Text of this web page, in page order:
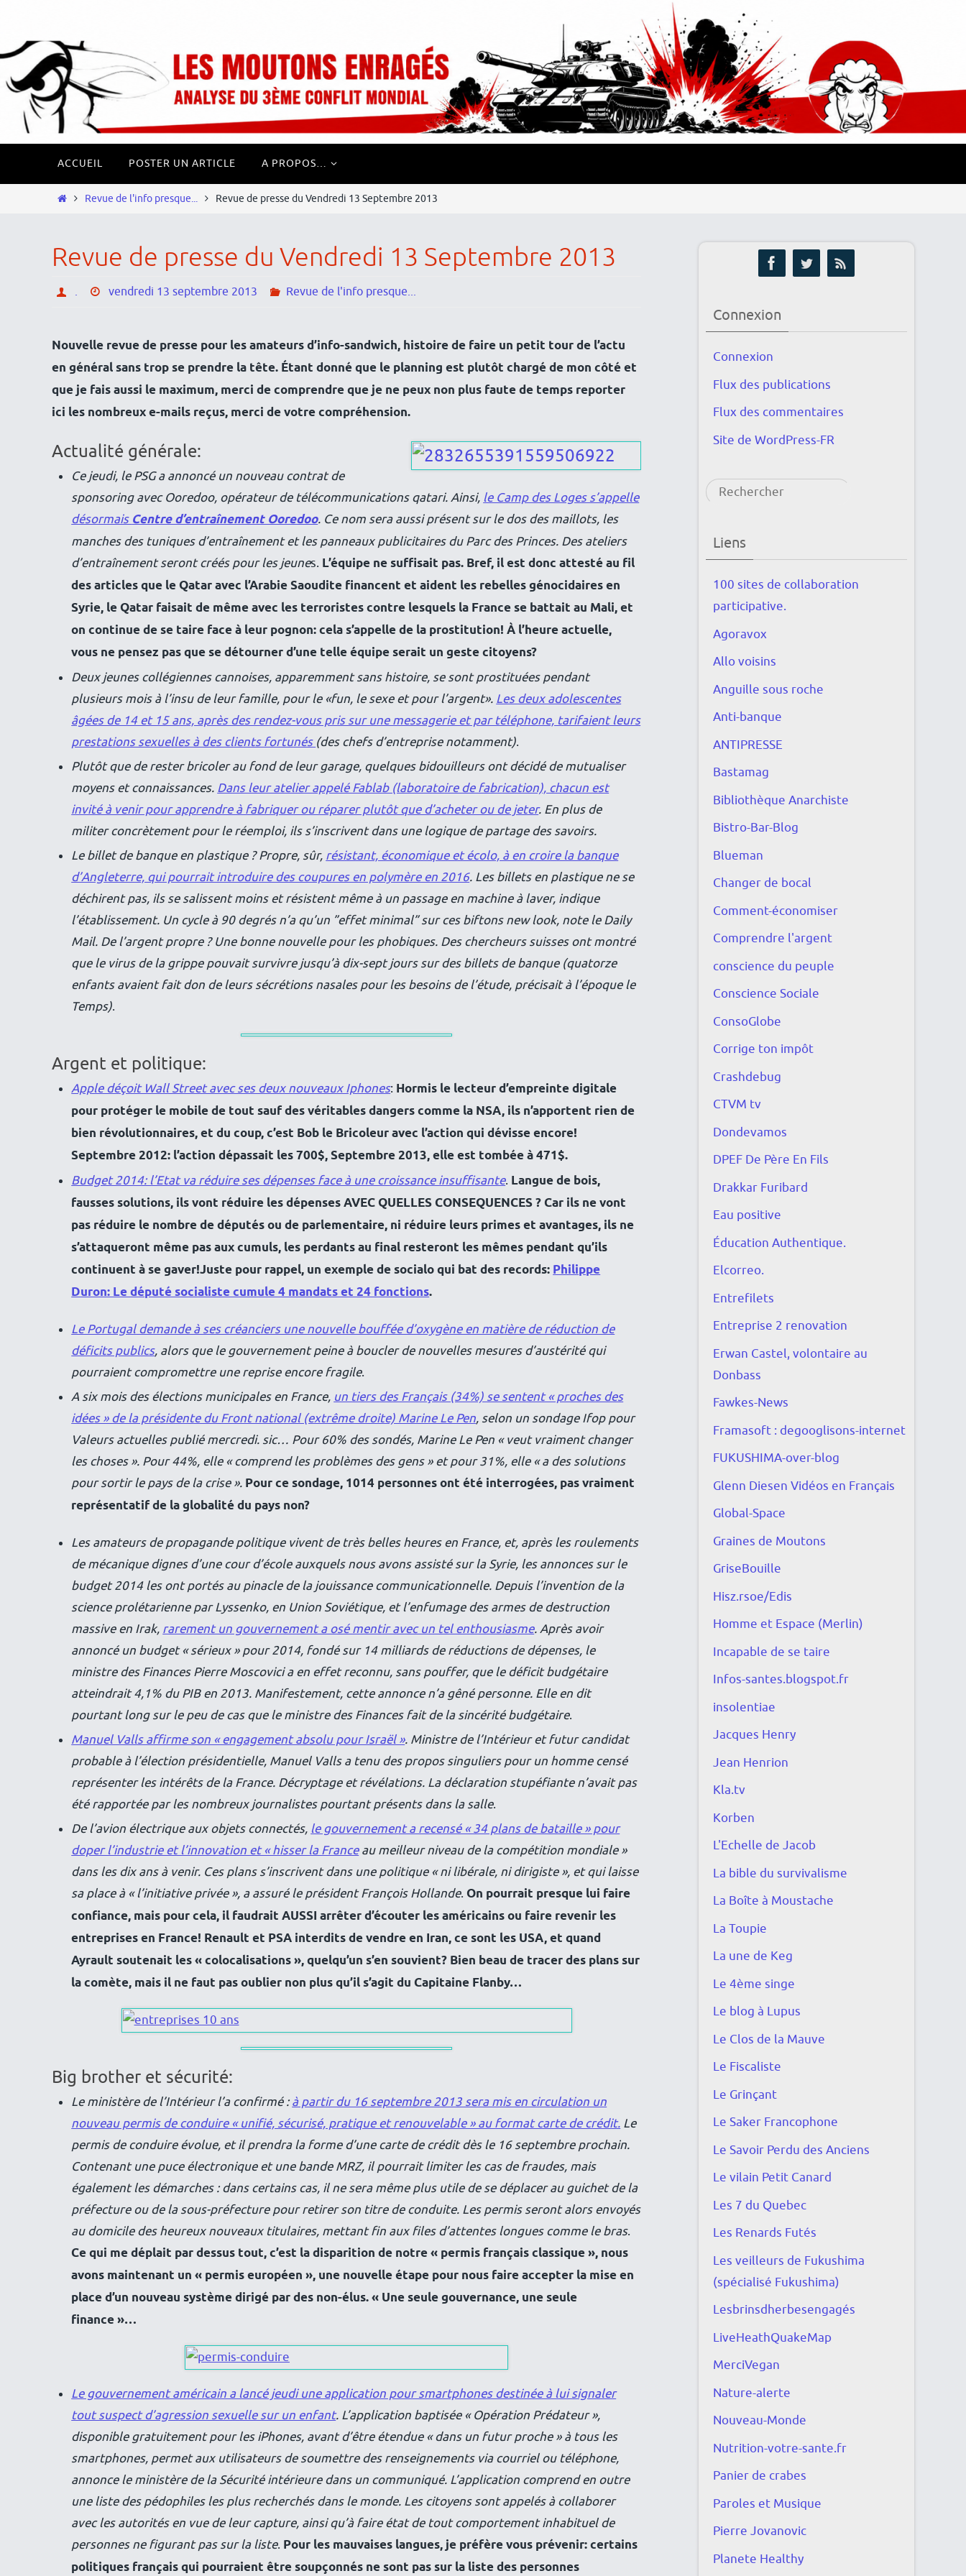
le
contenu
le
ACCUEIL POSTER UN ARTICLE A PROPOS…
HomeRevue de l'info presque... Revue de presse du Vendredi 13 Septembre 2013
Revue de presse du Vendredi 13 Septembre 2013
. vendredi 13 septembre 2013 Revue de l'info presque...
Nouvelle revue de presse pour les amateurs d’info-sandwich, histoire de faire un petit tour de l’actu
en général sans trop se prendre la tête. Étant donné que le planning est plutôt chargé de mon côté et
que je fais aussi le maximum, merci de comprendre que je ne peux non plus faute de temps reporter
ici les nombreux e-mails reçus, merci de votre compréhension.
Actualité générale:
Ce jeudi, le PSG a annoncé un nouveau contrat de
sponsoring avec Ooredoo, opérateur de télécommunications qatari. Ainsi, le Camp des Loges s’appelle
désormaisCentre d’entraînement Ooredoo. Ce nom sera aussi présent sur le dos des maillots, les
manches des tuniques d’entraînement et les panneaux publicitaires du Parc des Princes. Des ateliers
d’entraînement seront créés pour les jeunes. L’équipe ne suffisait pas. Bref, il est donc attesté au fil
des articles que le Qatar avec l’Arabie Saoudite financent et aident les rebelles génocidaires en
Syrie, le Qatar faisait de même avec les terroristes contre lesquels la France se battait au Mali, et
on continue de se taire face à leur pognon: cela s’appelle de la prostitution! À l’heure actuelle,
vous ne pensez pas que se détourner d’une telle équipe serait un geste citoyens?
Deux jeunes collégiennes cannoises, apparemment sans histoire, se sont prostituées pendant
plusieurs mois à l’insu de leur famille, pour le «fun, le sexe et pour l’argent». Les deux adolescentes
âgées de 14 et 15 ans, après des rendez-vous pris sur une messagerie et par téléphone, tarifaient leurs
prestations sexuelles à des clients fortunés (des chefs d’entreprise notamment).
Plutôt que de rester bricoler au fond de leur garage, quelques bidouilleurs ont décidé de mutualiser
moyens et connaissances. Dans leur atelier appelé Fablab (laboratoire de fabrication), chacun est
invité à venir pour apprendre à fabriquer ou réparer plutôt que d’acheter ou de jeter. En plus de
militer concrètement pour le réemploi, ils s’inscrivent dans une logique de partage des savoirs.
Le billet de banque en plastique ? Propre, sûr, résistant, économique et écolo, à en croire la banque
d’Angleterre, qui pourrait introduire des coupures en polymère en 2016. Les billets en plastique ne se
déchirent pas, ils se salissent moins et résistent même à un passage en machine à laver, indique
l’établissement. Un cycle à 90 degrés n’a qu’un ”effet minimal” sur ces biftons new look, note le Daily
Mail. De l’argent propre ? Une bonne nouvelle pour les phobiques. Des chercheurs suisses ont montré
que le virus de la grippe pouvait survivre jusqu’à dix-sept jours sur des billets de banque (quatorze
enfants avaient fait don de leurs sécrétions nasales pour les besoins de l’étude, précisait à l’époque le
Temps).
Argent et politique:
Apple déçoit Wall Street avec ses deux nouveaux Iphones: Hormis le lecteur d’empreinte digitale
pour protéger le mobile de tout sauf des véritables dangers comme la NSA, ils n’apportent rien de
bien révolutionnaires, et du coup, c’est Bob le Bricoleur avec l’action qui dévisse encore!
Septembre 2012: l’action dépassait les 700$, Septembre 2013, elle est tombée à 471$.
Budget 2014: l’Etat va réduire ses dépenses face à une croissance insuffisante. Langue de bois,
fausses solutions, ils vont réduire les dépenses AVEC QUELLES CONSEQUENCES ? Car ils ne vont
pas réduire le nombre de députés ou de parlementaire, ni réduire leurs primes et avantages, ils ne
s’attaqueront même pas aux cumuls, les perdants au final resteront les mêmes pendant qu’ils
continuent à se gaver!Juste pour rappel, un exemple de socialo qui bat des records:Philippe
Duron: Le député socialiste cumule 4 mandats et 24 fonctions.
Le Portugal demande à ses créanciers une nouvelle bouffée d’oxygène en matière de réduction de
déficits publics, alors que le gouvernement peine à boucler de nouvelles mesures d’austérité qui
pourraient compromettre une reprise encore fragile.
A six mois des élections municipales en France, un tiers des Français (34%) se sentent « proches des
idées » de la présidente du Front national (extrême droite) Marine Le Pen, selon un sondage Ifop pour
Valeurs actuelles publié mercredi. sic… Pour 60% des sondés, Marine Le Pen « veut vraiment changer
les choses ». Pour 44%, elle « comprend les problèmes des gens » et pour 31%, elle « a des solutions
pour sortir le pays de la crise ». Pour ce sondage, 1014 personnes ont été interrogées, pas vraiment
représentatif de la globalité du pays non?
Les amateurs de propagande politique vivent de très belles heures en France, et, après les roulements
de mécanique dignes d’une cour d’école auxquels nous avons assisté sur la Syrie, les annonces sur le
budget 2014 les ont portés au pinacle de la jouissance communicationnelle. Depuis l’invention de la
science prolétarienne par Lyssenko, en Union Soviétique, et l’enfumage des armes de destruction
massive en Irak, rarement un gouvernement a osé mentir avec un tel enthousiasme. Après avoir
annoncé un budget « sérieux » pour 2014, fondé sur 14 milliards de réductions de dépenses, le
ministre des Finances Pierre Moscovici a en effet reconnu, sans pouffer, que le déficit budgétaire
atteindrait 4,1% du PIB en 2013. Manifestement, cette annonce n’a gêné personne. Elle en dit
pourtant long sur le peu de cas que le ministre des Finances fait de la sincérité budgétaire.
Manuel Valls affirme son « engagement absolu pour Israël ». Ministre de l’Intérieur et futur candidat
probable à l’élection présidentielle, Manuel Valls a tenu des propos singuliers pour un homme censé
représenter les intérêts de la France. Décryptage et révélations. La déclaration stupéfiante n’avait pas
été rapportée par les nombreux journalistes pourtant présents dans la salle.
De l’avion électrique aux objets connectés, le gouvernement a recensé « 34 plans de bataille » pour
doper l’industrie et l’innovation et « hisser la Franceau meilleur niveau de la compétition mondiale »
dans les dix ans à venir. Ces plans s’inscrivent dans une politique « ni libérale, ni dirigiste », et qui laisse
sa place à « l’initiative privée », a assuré le président François Hollande.On pourrait presque lui faire
confiance, mais pour cela, il faudrait AUSSI arrêter d’écouter les américains ou faire revenir les
entreprises en France! Renault et PSA interdits de vendre en Iran, ce sont les USA, et quand
Ayrault soutenait les « colocalisations », quelqu’un s’en souvient? Bien beau de tracer des plans sur
la comète, mais il ne faut pas oublier non plus qu’il s’agit du Capitaine Flanby…
Big brother et sécurité:
Le ministère de l’Intérieur l’a confirmé :à partir du 16 septembre 2013 sera mis en circulation un
nouveau permis de conduire « unifié, sécurisé, pratique et renouvelable » au format carte de crédit. Le
permis de conduire évolue, et il prendra la forme d’une carte de crédit dès le 16 septembre prochain.
Contenant une puce électronique et une bande MRZ, il pourrait limiter les cas de fraudes, mais
également les démarches : dans certains cas, il ne sera même plus utile de se déplacer au guichet de la
préfecture ou de la sous-préfecture pour retirer son titre de conduite. Les permis seront alors envoyés
au domicile des heureux nouveaux titulaires, mettant fin aux files d’attentes longues comme le bras.
Ce qui me déplait par dessus tout, c’est la disparition de notre « permis français classique », nous
avons maintenant un « permis européen », une nouvelle étape pour nous faire accepter la mise en
place d’un nouveau système dirigé par des non-élus. « Une seule gouvernance, une seule
finance »…
Le gouvernement américain a lancé jeudi une application pour smartphones destinée à lui signaler
tout suspect d’agression sexuelle sur un enfant. L’application baptisée « Opération Prédateur »,
disponible gratuitement pour les iPhones, avant d’être étendue « dans un futur proche » à tous les
smartphones, permet aux utilisateurs de soumettre des renseignements via courriel ou téléphone,
annonce le ministère de la Sécurité intérieure dans un communiqué. L’application comprend en outre
une liste des pédophiles les plus recherchés dans le monde. Les citoyens sont appelés à collaborer
avec les autorités en vue de leur capture, ainsi qu’à faire état de tout comportement inhabituel de
personnes ne figurant pas sur la liste. Pour les mauvaises langues, je préfère vous prévenir: certains
politiques français qui pourraient être soupçonnés ne sont pas sur la liste des personnes
Connexion
Connexion
Flux des publications
Flux des commentaires
Site de WordPress-FR
Rechercher
Liens
100 sites de collaboration
participative.
Agoravox
Allo voisins
Anguille sous roche
Anti-banque
ANTIPRESSE
Bastamag
Bibliothèque Anarchiste
Bistro-Bar-Blog
Blueman
Changer de bocal
Comment-économiser
Comprendre l'argent
conscience du peuple
Conscience Sociale
ConsoGlobe
Corrige ton impôt
Crashdebug
CTVM tv
Dondevamos
DPEF De Père En Fils
Drakkar Furibard
Eau positive
Éducation Authentique.
Elcorreo.
Entrefilets
Entreprise 2 renovation
Erwan Castel, volontaire au
Donbass
Fawkes-News
Framasoft : degooglisons-internet
FUKUSHIMA-over-blog
Glenn Diesen Vidéos en Français
Global-Space
Graines de Moutons
GriseBouille
Hisz.rsoe/Edis
Homme et Espace (Merlin)
Incapable de se taire
Infos-santes.blogspot.fr
insolentiae
Jacques Henry
Jean Henrion
Kla.tv
Korben
L'Echelle de Jacob
La bible du survivalisme
La Boîte à Moustache
La Toupie
La une de Keg
Le 4ème singe
Le blog à Lupus
Le Clos de la Mauve
Le Fiscaliste
Le Grinçant
Le Saker Francophone
Le Savoir Perdu des Anciens
Le vilain Petit Canard
Les 7 du Quebec
Les Renards Futés
Les veilleurs de Fukushima
(spécialisé Fukushima)
Lesbrinsdherbesengagés
LiveHeathQuakeMap
MerciVegan
Nature-alerte
Nouveau-Monde
Nutrition-votre-sante.fr
Panier de crabes
Paroles et Musique
Pierre Jovanovic
Planete Healthy